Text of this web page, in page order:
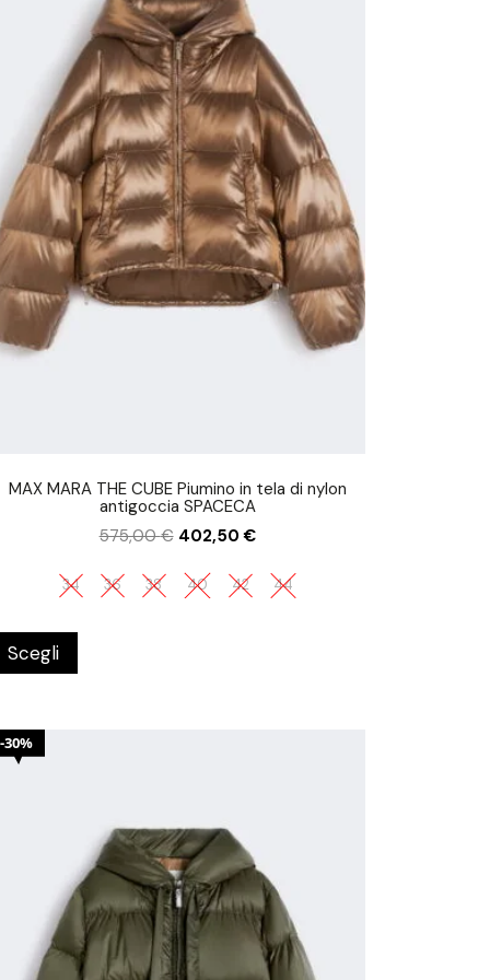
MAX MARA THE CUBE Piumino in tela di nylon
antigoccia SPACECA
575,00€ 402,50€
34 36 38 40 42 44
Scegli
30%